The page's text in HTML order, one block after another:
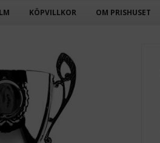
KÖPVILLKOR OM PRISHUSET